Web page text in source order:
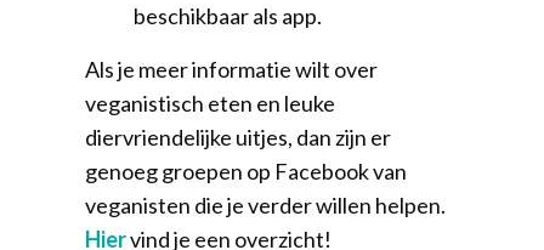
beschikbaar als app.
Als je meer informatie wilt over
veganistisch eten en leuke
diervriendelijke uitjes, dan zijn er
genoeg groepen op Facebook van
veganisten die je verder willen helpen.
Hiervind je een overzicht!